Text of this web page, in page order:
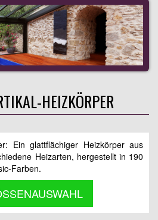
HEIZKÖRPER
Ein glattflächiger Heizkörper aus
Heizarten, hergestellt in 190
Farben.